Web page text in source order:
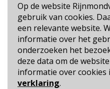
Op de website
gebruik van cookies.
een relevante website.
informatie over het
onderzoeken het
deze data om de
informatie over cookies
verklaring.
Blijf op de hoogte
Cookie- en Privacybeleid
Toegankelijkheid